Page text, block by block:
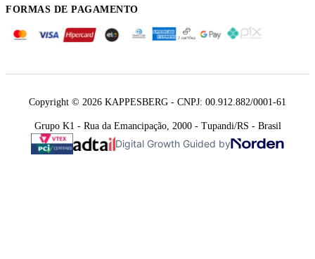
FORMAS DE PAGAMENTO
Copyright © 2026 KAPPESBERG - CNPJ: 00.912.882/0001-61
Grupo K1 - Rua da Emancipação, 2000 - Tupandi/RS - Brasil
Digital Growth Guided by